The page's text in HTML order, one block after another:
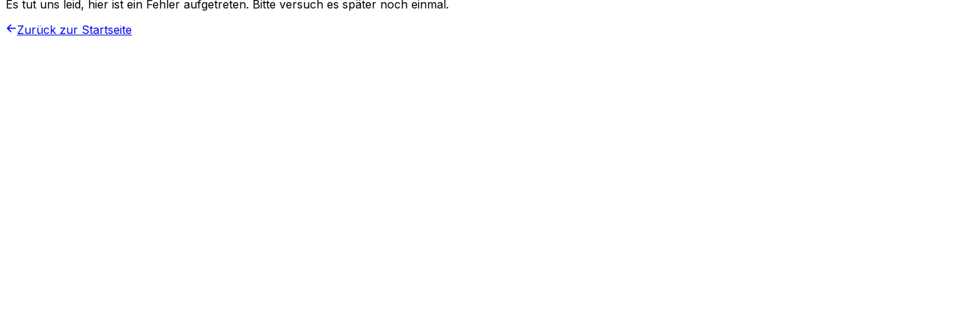
Es tut uns leid, hier ist ein Fehler aufgetreten. Bitte versuch es später noch einmal.
Zurück zur Startseite